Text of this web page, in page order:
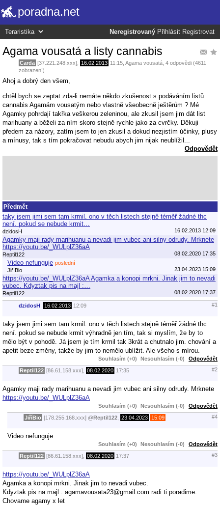
poradna.net
Neregistrovaný Přihlásit Registrovat
Agama vousatá a listy cannabis
Carda [37.221.248.xxx], 16.02.2013 11:15 Agama vousatá , 4 odpovědi (4611
zobrazení)
Ahoj a dobrý den všem,
chtěl bych se zeptat zda-li nemáte někdo zkušenost s podáváním listů
cannabis Agamám vousatým nebo vlastně všeobecně ještěrům ? Mé
Agamky pohrdají takřka veškerou zeleninou, ale zkusil jsem jim dát list
marihuany a běželi za ním skoro stejně rychle jako za cvrčky. Děkuji
předem za názory, zatím jsem to jen zkusil a dokud nezjistím účinky, plusy
a mínusy, tak s tím pokračovat nebudu abych jim nijak neublížil...
Odpovědět
Předmět
taky jsem jimi sem tam krmil. ono v těch listech stejně téměř žádné thc
není. pokud se nebude krmit…
dzidosH 16.02.2013 12:09
Agamky maji rady marihuanu a nevadi jim vubec ani silny odrudy. Mrknete
https://youtu.be/_WULplZ36aA
Reptil122 08.02.2020 17:35
Video nefunguje poslední
JiříBio
23.04.2023 15:09
https://youtu.be/_WULplZ36aA Agamka a konopi mrkni. Jinak jim to nevadi
vubec. Kdyztak pis na majl :…
Reptil122 08.02.2020 17:37
dzidosH 16.02.2013 12:09 #1
taky jsem jimi sem tam krmil. ono v těch listech stejně téměř žádné thc
není. pokud se nebude krmit výhradně jen tím, tak si myslím, že by to
mělo být v pohodě. Já jsem je tím krmil tak 3krát a chutnalo jim. chování a
apetit beze změny, takže by jim to nemělo ublížit. Ale všeho s mírou.
Souhlasím (+0) Nesouhlasím (-0) Odpovědět
Reptil122 [86.61.158.xxx], 08.02.2020 17:35 #2
Agamky maji rady marihuanu a nevadi jim vubec ani silny odrudy. Mrknete
https://youtu.be/_WULplZ36aA
Souhlasím (+0) Nesouhlasím (-0) Odpovědět
JiříBio [178.255.168.xxx] @Reptil122 23.04.2023 15:09 #4
Video nefunguje
Souhlasím (+0) Nesouhlasím (-0) Odpovědět
Reptil122 [86.61.158.xxx], 08.02.2020 17:37 #3
https://youtu.be/_WULplZ36aA
Agamka a konopi mrkni. Jinak jim to nevadi vubec.
Kdyztak pis na majl : agamavousata23@gmail.com radi ti poradime.
Chovame agamy x let